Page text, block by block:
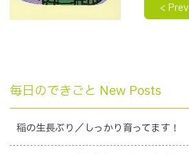
< Prev
毎日のできごと New Posts
稲の生長ぶり／しっかり育ってます！